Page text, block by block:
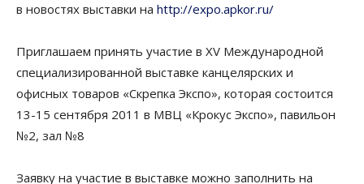
в новостях выставки на http://expo.apkor.ru/
Приглашаем принять участие в XV Международной
специализированной выставке канцелярских и
офисных товаров «Скрепка Экспо», которая состоится
13-15 сентября 2011 в МВЦ «Крокус Экспо», павильон
№2, зал №8
Заявку на участие в выставке можно заполнить на